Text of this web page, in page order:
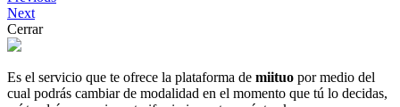
Next
Cerrar
Es el servicio que te ofrece la plataforma de miituo por medio del
cual podrás cambiar de modalidad en el momento que tú lo decidas,